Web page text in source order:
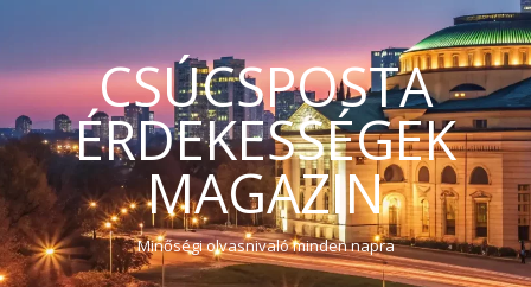
CSÚCSPOSTA
ÉRDEKESSÉGEK
MAGAZIN
Minőségi olvasnivaló minden napra